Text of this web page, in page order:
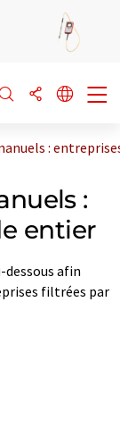
:
:
entier
dessous afin
filtrées par